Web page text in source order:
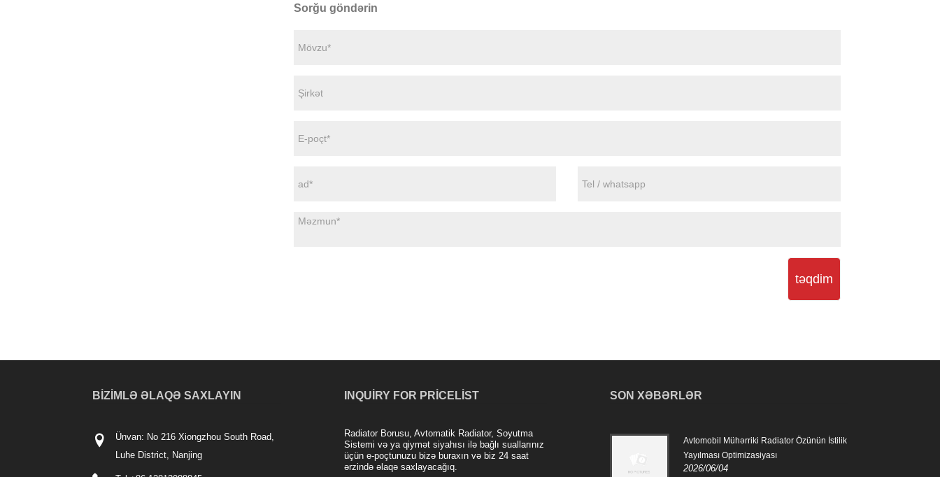
Sorğu göndərin
təqdim
BIZIMLƏ ƏLAQƏ SAXLAYIN
Ünvan: No 216 Xiongzhou South Road,
Luhe District, Nanjing
INQUIRY FOR PRICELIST
Radiator Borusu, Avtomatik Radiator, Soyutma
Sistemi və ya qiymət siyahısı ilə bağlı suallarınız
üçün e-poçtunuzu bizə buraxın və biz 24 saat
ərzində əlaqə saxlayacağıq.
SON XƏBƏRLƏR
Nanjing Majestic Şirkətinin alüminium
radiatoru
2021/04/20
Avtomobil Mühərriki Radiator Özünün İstilik
Yayılması Optimizasiyası
2026/06/04